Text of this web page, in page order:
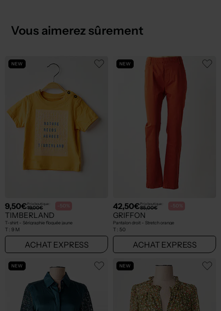
Vous aimerez sûrement
NEW
9,50€Prix boutique :
19,00€ -50%
TIMBERLAND
T-shirt - Sérigraphie floquée jaune
T : 9 M
ACHAT EXPRESS
NEW
42,50€Prix boutique :
85,00€ -50%
GRIFFON
Pantalon droit - Stretch orange
T : 50
ACHAT EXPRESS
NEW NEW